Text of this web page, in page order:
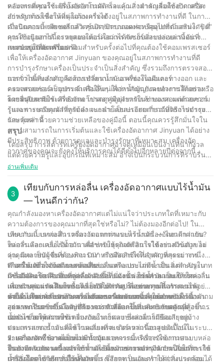
คอมเพรสเซอร์จะปิดโดยอัตโนมัติ และคุณสามารถเริ่มใช้อากาศอัด
สำหรับการใช้งานที่คุณต้องการได้
หลังจากที่คุณใช้เครื่องอัดอากาศเสร็จแล้ว สิ่งสำคัญคือต้องปิดเครื่อง
อย่างถูกต้องเพื่อให้แน่ใจว่าเครื่องยังอยู่ในสภาพการทำงานที่ดี ในการ
ดำเนินการนี้ เพียงพลิกสวิตช์เปิด/ปิดบนแผงควบคุมไปที่ตำแหน่ง "ปิด"
การดำเนินการนี้จะหยุดมอเตอร์คอมเพรสเซอร์และปล่อยแรงดันที่
สะสมอยู่ในตัวเครื่อง
เมื่อปิดคอมเพรสเซอร์แล้ว คุณสามารถถอดท่อหรืออุปกรณ์เสริมใดๆ ที่
คุณใช้อยู่ออกได้ ตรวจสอบให้แน่ใจว่าได้จัดเก็บสิ่งของเหล่านี้อย่าง
เหมาะสมเพื่อเตรียมพร้อมสำหรับครั้งต่อไปที่คุณต้องใช้คอมเพรสเซอร์
การบำรุงรักษาตามปกติ
เพื่อให้เครื่องอัดอากาศ Jinyuan ของคุณอยู่ในสภาพการทำงานที่ดี
การบำรุงรักษาเครื่องเป็นประจำเป็นสิ่งสำคัญ ซึ่งรวมถึงการตรวจสอบ
การรั่วไหลของอากาศ การทำความสะอาดช่องไอดีและทางออก และ
ตรวจสอบท่อและอุปกรณ์เสริมอื่นๆ เพื่อหาสัญญาณของการสึกหรอหรือ
ความเสียหาย
นอกจากนี้สิ่งสำคัญคือต้องเปลี่ยนน้ำมันเครื่องในมอเตอร์
คอมเพรสเซอร์เป็นประจำเพื่อให้แน่ใจว่าน้ำมันยังคงทำงานได้อย่าง
ราบรื่นและมีประสิทธิภาพ โปรดดูคู่มือสำหรับเจ้าของคอมเพรสเซอร์
รุ่นเฉพาะของคุณสำหรับคำแนะนำโดยละเอียดเกี่ยวกับวิธีการบำรุง
รักษาเหล่านี้
โดยสรุป การใช้เครื่องอัดอากาศอาจดูยุ่งยากในช่วงแรก แต่ด้วยความ
รู้และการเตรียมตัวที่ถูกต้อง จะกลายเป็นประสบการณ์ที่ตรงไปตรงมา
และคุ้มค่า ด้วยความช่วยเหลือของคู่มือนี้ ตอนนี้คุณควรรู้สึกมั่นใจใน
ความสามารถในการเริ่มต้นและใช้เครื่องอัดอากาศ Jinyuan ได้อย่าง
มีประสิทธิภาพ ด้วยการดูแลและบำรุงรักษาที่เหมาะสม เครื่องอัด
อากาศของคุณจะยังคงให้บริการคุณได้ดีต่อไปอีกหลายปีต่อจากนี้
สรุป
โดยสรุป การสตาร์ทเครื่องอัดอากาศอาจดูเหมือนเป็นงานที่น่ากังวล
แต่ด้วยความรู้และอุปกรณ์ที่เหมาะสม อาจเป็นกระบวนการที่ราบรื่น
และมีประสิทธิภาพ ไม่ว่าคุณจะเป็นผู้ชื่นชอบงาน DIY หรือมืออาชีพใน
เครื่องอัดอากาศของคุณพร้อมทำงานในเวลาอันรวดเร็ว ในฐานะ
บริษัทที่มีประสบการณ์ 30 ปีในอุตสาหกรรมนี้ เราทุ่มเทเพื่อให้ข้อมูลที่
มีคุณค่าและผลิตภัณฑ์ที่เชื่อถือได้แก่ลูกค้าของเรา เราหวังว่าบทความ
นี้จะเป็นประโยชน์ในการแนะนำคุณตลอดขั้นตอนการสตาร์ทเครื่อง
อัดอากาศ และเราหวังว่าจะได้ให้บริการคุณต่อไปด้วยความเชี่ยวชาญ
ของเราในอนาคต
อ่านเพิ่มเติม
3
เทียบกับการหล่อลื่น เครื่องอัดอากาศแบบไร้น้ำมัน
— ไหนดีกว่ากัน?
คุณกำลังมองหาเครื่องอัดอากาศแต่ไม่แน่ใจว่าประเภทใดที่เหมาะกับ
ความต้องการของคุณมากที่สุดใช่หรือไม่? ไม่ต้องมองอีกต่อไป! ใน
บทความนี้ เราจะสำรวจความแตกต่างระหว่างเครื่องอัดอากาศแบบ
หล่อลื่นและแบบไร้น้ำมัน เพื่อช่วยให้คุณตัดสินใจได้อย่างมีข้อมูล ไม่
ว่าคุณจะเป็นผู้ชื่นชอบงาน DIY หรือมืออาชีพในอุตสาหกรรม การ
ทำความเข้าใจข้อดีและข้อเสียของแต่ละประเภทจะเป็นสิ่งสำคัญใน
การตัดสินใจเลือกสิ่งที่ถูกต้อง ดังนั้น นั่งลง ผ่อนคลาย และให้เรา
แนะนำคุณผ่านโลกของเครื่องอัดอากาศ เพื่อช่วยคุณพิจารณาว่า
เครื่องไหนเหมาะสมกับความต้องการเฉพาะของคุณมากกว่า
เทียบกับแบบหล่อลื่น เครื่องอัดอากาศแบบไร้น้ำมัน — ไหนดีกว่ากัน?
ในการเลือกเครื่องอัดอากาศสำหรับธุรกิจหรือการใช้งานส่วนตัวของ
คุณ มีหลายปัจจัยที่ต้องพิจารณา การตัดสินใจที่สำคัญที่สุดอย่างหนึ่งคือ
เลือกใช้เครื่องอัดอากาศแบบหล่อลื่นหรือแบบไม่มีน้ำมัน แต่ละประเภท
มีข้อดีและข้อเสียที่แตกต่างกันออกไป ดังนั้น การทำความเข้าใจความ
แตกต่างก่อนตัดสินใจซื้อจึงเป็นสิ่งสำคัญ ในบทความนี้ เราจะมาดู
ความแตกต่างระหว่างเครื่องอัดอากาศแบบหล่อลื่นและแบบไร้น้ำมัน
อย่างละเอียดยิ่งขึ้น และสำรวจว่าตัวเลือกใดที่เหมาะกับความต้องการ
เฉพาะของคุณมากกว่า
1. เครื่องอัดอากาศแบบหล่อลื่น:
เครื่องอัดอากาศแบบหล่อลื่น ดังชื่อที่แนะนำ ใช้น้ำมันเป็นสารหล่อลื่น
เพื่อช่วยลดแรงเสียดทานและทำให้ส่วนประกอบภายในทำงานได้อย่าง
ราบรื่น โดยทั่วไปแล้วคอมเพรสเซอร์ประเภทนี้จะใช้สำหรับงาน
อุตสาหกรรมขนาดใหญ่ที่ต้องการกำลังและประสิทธิภาพสูงสุด
ข้อได้เปรียบหลักประการหนึ่งของเครื่องอัดอากาศแบบหล่อลื่นคือความ
สามารถในการรับมือกับปริมาณงานที่มากขึ้นและแรงกดดันที่สูงขึ้น
น้ำมันช่วยให้ส่วนประกอบภายในเย็นลง ซึ่งสามารถยืดอายุของ
คอมเพรสเซอร์และลดความเสี่ยงที่จะเกิดความร้อนสูงเกินไปใน
ระหว่างการใช้งานเป็นเวลานาน นอกจากนี้ เครื่องอัดอากาศแบบหล่อ
ลื่นยังมีความทนทานมากกว่าและต้องการการบำรุงรักษาน้อยกว่า
เครื่องอัดอากาศแบบไร้น้ำมัน
อย่างไรก็ตาม การใช้เครื่องอัดอากาศแบบหล่อลื่นก็มีข้อเสียอยู่บ้าง
ประการแรก น้ำมันที่ใช้ในคอมเพรสเซอร์เหล่านี้อาจปนเปื้อนในระบบ
จ่ายอากาศ ซึ่งอาจไม่เหมาะกับอุตสาหกรรมหรือการใช้งานบาง
ประเภท นอกจากนี้ การใช้น้ำมันยังหมายความว่ามีความเสี่ยงที่จะเกิด
การรั่วไหลและหกรั่วไหลมากขึ้น ซึ่งอาจเป็นอันตรายต่อสิ่งแวดล้อมได้
2. เครื่องอัดอากาศแบบไม่มีน้ำมัน:
ในทางกลับกัน เครื่องอัดอากาศไร้น้ำมันช่วยลดความจำเป็นในการใช้
น้ำมันโดยใช้วิธีการอื่นเพื่อลดแรงเสียดทานและทำให้ส่วนประกอบ